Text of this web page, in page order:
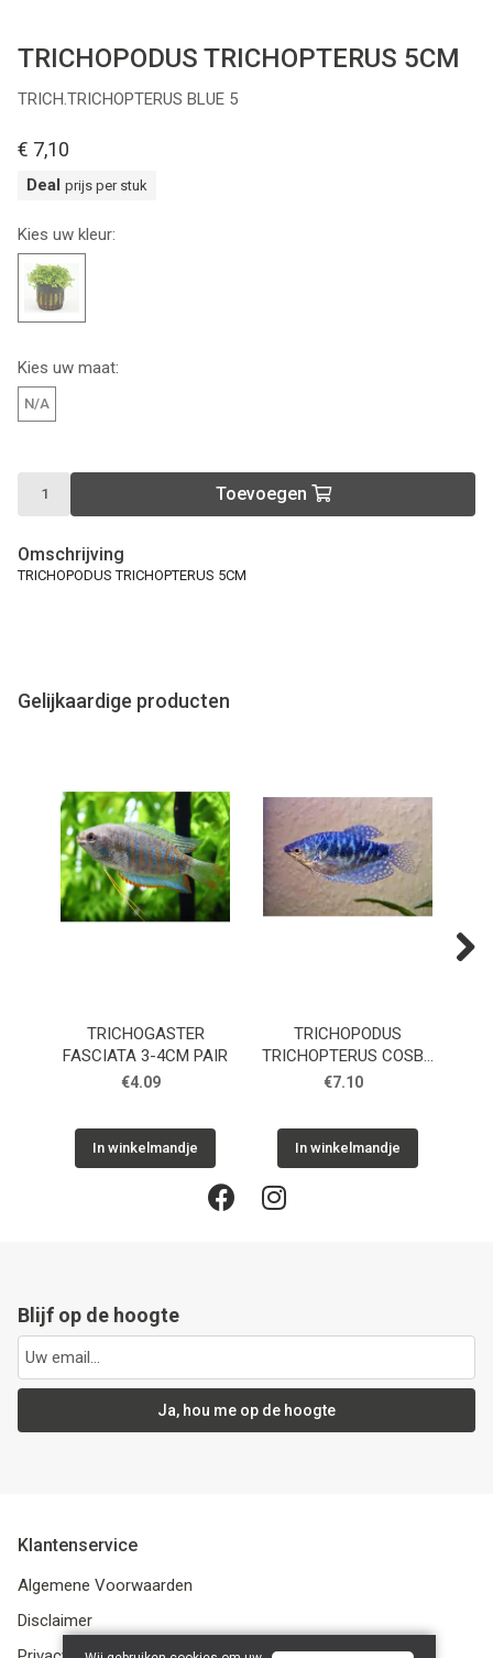
TRICHOPODUS TRICHOPTERUS 5CM
TRICH.TRICHOPTERUS BLUE 5
€ 7,10
Deal prijs per stuk
Kies uw kleur:
Kies uw maat:
N/A
Toevoegen
Omschrijving
TRICHOPODUS TRICHOPTERUS 5CM
Gelijkaardige producten
TRICHOGASTER
FASCIATA 3-4CM PAIR
€4.09
In winkelmandje
TRICHOPODUS
TRICHOPTERUS COSBY
5CM
€7.10
In winkelmandje
Blijf op de hoogte
Ja, hou me op de hoogte
Klantenservice
Algemene Voorwaarden
Disclaimer